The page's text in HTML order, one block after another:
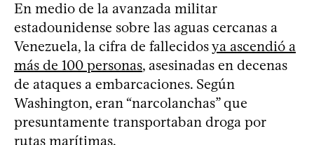
En medio de la avanzada militar
estadounidense sobre las aguas cercanas a
Venezuela, la cifra de fallecidosya ascendió a
más de 100 personas, asesinadas en decenas
de ataques a embarcaciones. Según
Washington, eran “narcolanchas” que
presuntamente transportaban droga por
rutas marítimas.